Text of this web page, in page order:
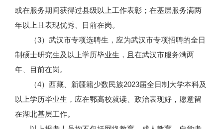
或在服务期间获得过县级以上工作表彰；在基层服务满两
年以上且表现优秀、目前在岗。
（3）武汉市专项选聘生，应为武汉市专项招聘的全日
制硕士研究生及以上学历毕业生，且在武汉市服务满两
年、目前在岗。
（4）西藏、新疆籍少数民族2023届全日制大学本科及
以上学历毕业生，应在鄂高校就读、政治表现好，愿意留
在湖北基层工作。